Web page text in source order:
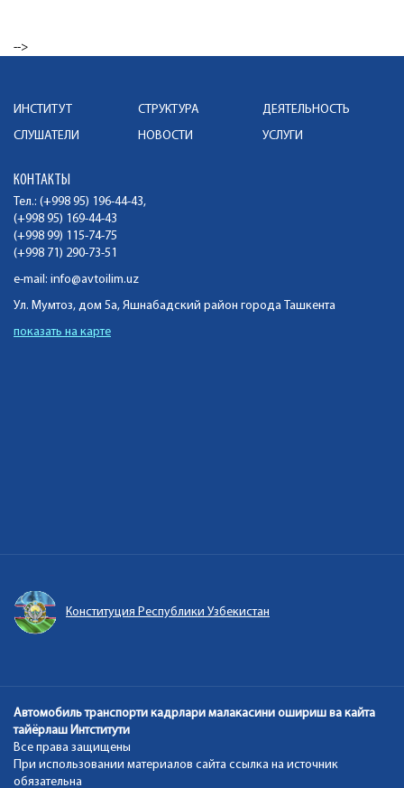
-->
ИНСТИТУТ СТРУКТУРА
ДЕЯТЕЛЬНОСТЬ
СЛУШАТЕЛИ
НОВОСТИ УСЛУГИ
КОНТАКТЫ
Тел.: (+998 95) 196-44-43,
(+998 95) 169-44-43
(+998 99) 115-74-75
(+998 71) 290-73-51
e-mail: info@avtoilim.uz
Ул. Мумтоз, дом 5а, Яшнабадский район города Ташкента
показать на карте
Конституция Республики Узбекистан
Автомобиль транспорти кадрлари малакасини ошириш ва кайта
тайёрлаш Интститути
Все права защищены
При использовании материалов сайта ссылка на источник
обязательна